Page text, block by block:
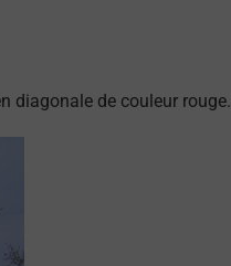
diagonale de couleur rouge.